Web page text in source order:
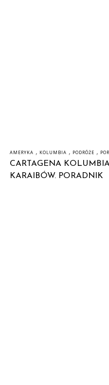
AMERYKA , KOLUMBIA , PODRÓŻE ,
CARTAGENA
KARAIBÓW. PORADNIK